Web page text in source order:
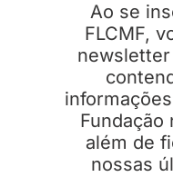
Ao se
FLCMF,
Fundação
além de
nossas